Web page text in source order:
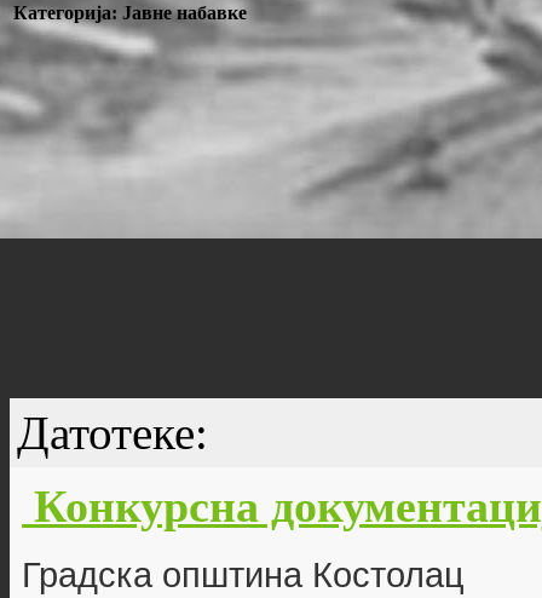
Категорија: Јавне набавке
Датотеке:
Конкурсна
Градска општина Костолац